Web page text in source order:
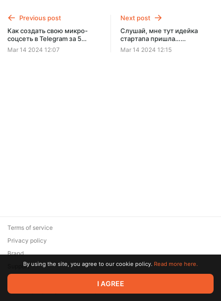
Радара, такая микро-консультация в голосовых
сообщениях получилась…
UNLOCK POST
$3.9 per month
Previous post
Как создать свою микро-
соцсеть в Telegram за 5
минут
Mar 14 2024 12:07
Next post
Слушай, мне тут идейка
стартапа пришла…
Ежедневные саммари для
чатов и тг каналов
Mar 14 2024 12:15
© 2026 Zaya Solutions Limited. All rights reserved. All trademarks
are the property of their respective owners.
Terms of service
Privacy policy
Brand
SupportBy using the site, you agree to our cookie policy. Read more here.
I AGREE